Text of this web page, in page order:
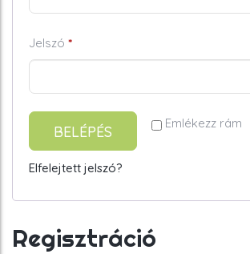
Jelszó *Kötelező
Emlékezz rám
BELÉPÉS
Elfelejtett jelszó?
Regisztráció